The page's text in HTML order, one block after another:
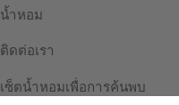
น้ำหอม
ติดต่อเรา
เซ็ตน้ำหอมเพื่อการค้นพบ